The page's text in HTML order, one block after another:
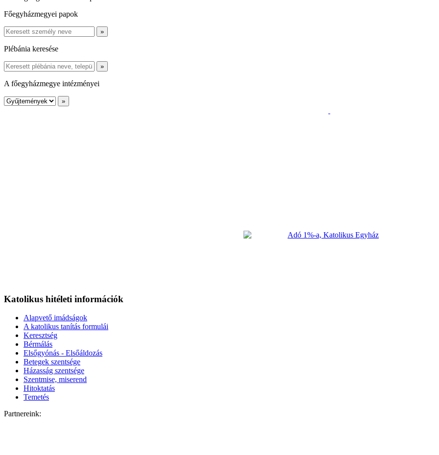
Főegyházmegyei papok
Plébánia keresése
A főegyházmegye intézményei
Katolikus hitéleti információk
Alapvető imádságok
A katolikus tanítás formulái
Keresztség
Bérmálás
Elsőgyónás - Elsőáldozás
Betegek szentsége
Házasság szentsége
Szentmise, miserend
Hitoktatás
Temetés
Partnereink: